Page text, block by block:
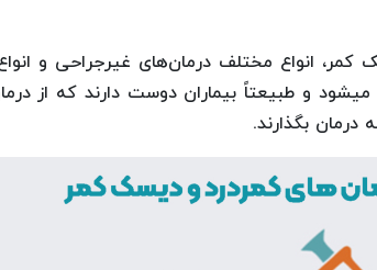
کمر، انواع مختلف درمان‌های غیرجراحی و
میشود و طبیعتاً بیماران دوست دارند که از
درمان بگذارند.